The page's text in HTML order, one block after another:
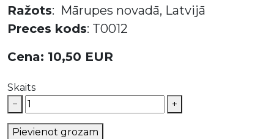
Ražots: Mārupes novadā, Latvijā
Preces kods: T0012
Cena: 10,50 EUR
Skaits
−
+
Pievienot grozam